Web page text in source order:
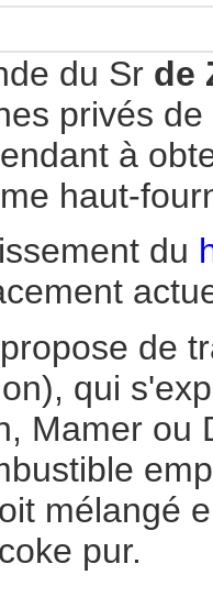
du Sr de
privés
à
haut-
du
de
qui
Mamer ou
mélangé
pur.